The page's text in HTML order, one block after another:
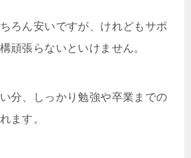
ろん安いですが、けれどもサポ
頑張らないといけません。
分、しっかり勉強や卒業までの
ます。